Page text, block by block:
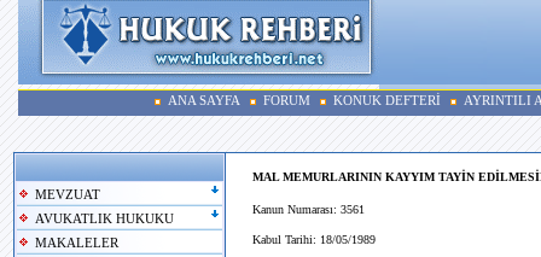
ANA SAYFA FORUM KONUK DEFTERİ AYRINTILI
MEVZUAT
AVUKATLIK HUKUKU
MAKALELER
MAL MEMURLARININ KAYYIM TAYİN
Kanun Numarası: 3561
Kabul Tarihi: 18/05/1989